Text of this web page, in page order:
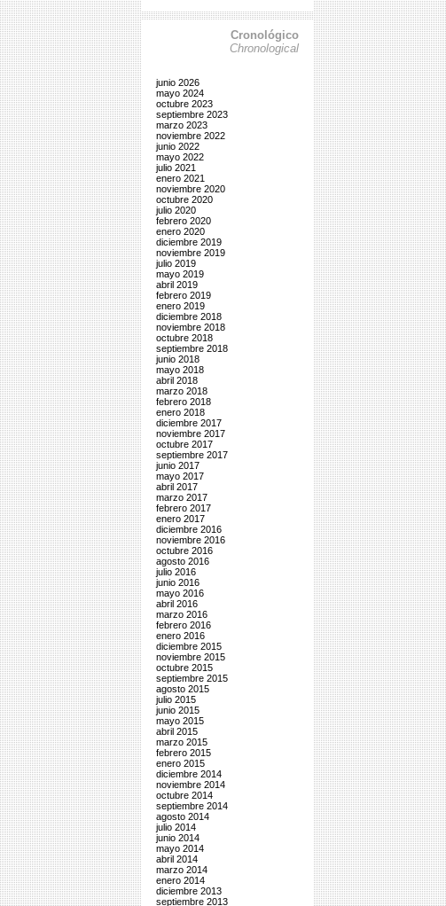
Cronológico
Chronological
junio 2026
mayo 2024
octubre 2023
septiembre 2023
marzo 2023
noviembre 2022
junio 2022
mayo 2022
julio 2021
enero 2021
noviembre 2020
octubre 2020
julio 2020
febrero 2020
enero 2020
diciembre 2019
noviembre 2019
julio 2019
mayo 2019
abril 2019
febrero 2019
enero 2019
diciembre 2018
noviembre 2018
octubre 2018
septiembre 2018
junio 2018
mayo 2018
abril 2018
marzo 2018
febrero 2018
enero 2018
diciembre 2017
noviembre 2017
octubre 2017
septiembre 2017
junio 2017
mayo 2017
abril 2017
marzo 2017
febrero 2017
enero 2017
diciembre 2016
noviembre 2016
octubre 2016
agosto 2016
julio 2016
junio 2016
mayo 2016
abril 2016
marzo 2016
febrero 2016
enero 2016
diciembre 2015
noviembre 2015
octubre 2015
septiembre 2015
agosto 2015
julio 2015
junio 2015
mayo 2015
abril 2015
marzo 2015
febrero 2015
enero 2015
diciembre 2014
noviembre 2014
octubre 2014
septiembre 2014
agosto 2014
julio 2014
junio 2014
mayo 2014
abril 2014
marzo 2014
enero 2014
diciembre 2013
septiembre 2013